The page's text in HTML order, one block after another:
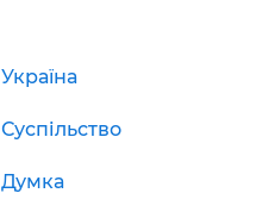
Україна
Суспільство
Думка